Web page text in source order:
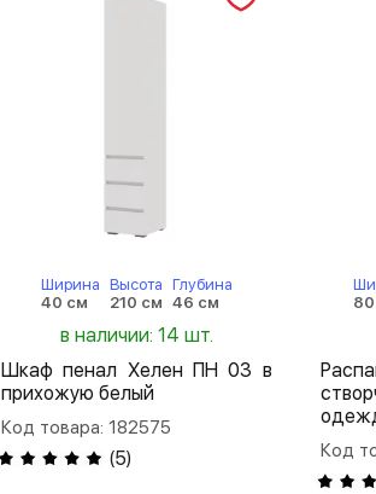
Ширина
40 см
Высота
210 см
Глубина
46 см
в наличии: 14 шт.
Шкаф пенал Хелен ПН 03 в
прихожую белый
Код товара: 182575
(5) Код